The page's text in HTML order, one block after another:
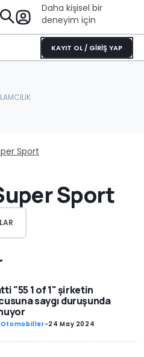
Daha kişisel bir
deneyim için
KAYIT OL / GİRİŞ YAP
Sport
Sport
"55 1 of 1" şirketin
saygı duruşunda
Otomobiller-24 May 2024